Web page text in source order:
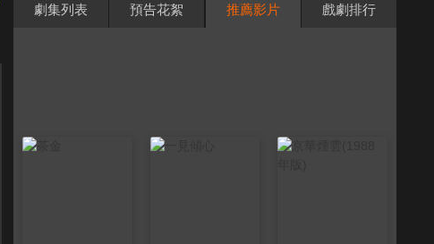
劇集列表 預告花絮 推薦影片 戲劇排行